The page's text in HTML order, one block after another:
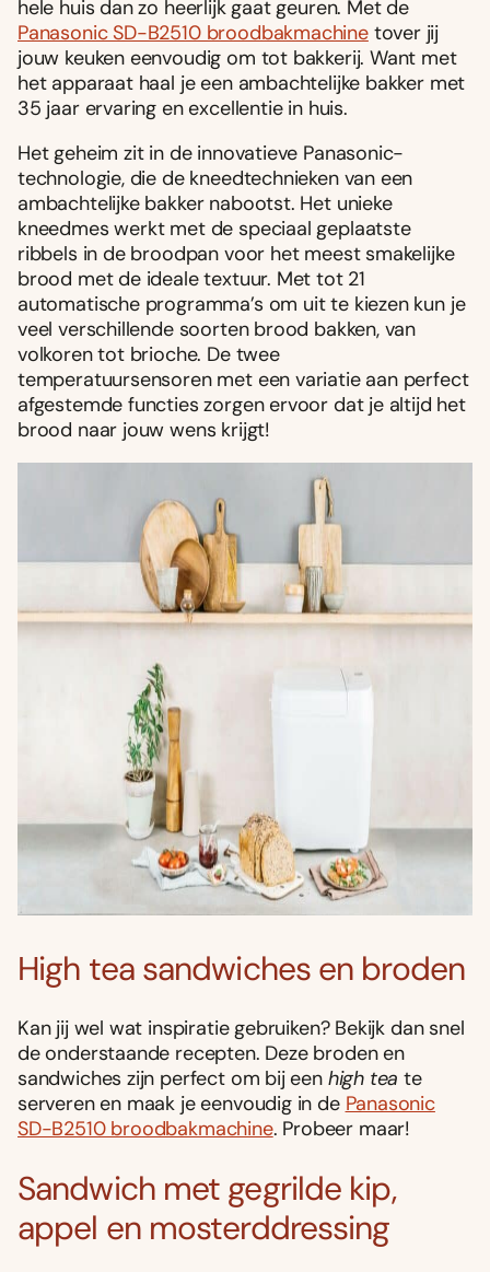
hele huis dan zo heerlijk gaat geuren. Met de
Panasonic SD-B2510 broodbakmachinetover jij
jouw keuken eenvoudig om tot bakkerij. Want met
het apparaat haal je een ambachtelijke bakker met
35 jaar ervaring en excellentie in huis.
Het geheim zit in de innovatieve Panasonic-
technologie, die de kneedtechnieken van een
ambachtelijke bakker nabootst. Het unieke
kneedmes werkt met de speciaal geplaatste
ribbels in de broodpan voor het meest smakelijke
brood met de ideale textuur. Met tot 21
automatische programma’s om uit te kiezen kun je
veel verschillende soorten brood bakken, van
volkoren tot brioche. De twee
temperatuursensoren met een variatie aan perfect
afgestemde functies zorgen ervoor dat je altijd het
brood naar jouw wens krijgt!
High tea sandwiches en broden
Kan jij wel wat inspiratie gebruiken? Bekijk dan snel
de onderstaande recepten. Deze broden en
sandwiches zijn perfect om bij een high tea te
serveren en maak je eenvoudig in de Panasonic
SD-B2510 broodbakmachine. Probeer maar!
Sandwich met gegrilde kip,
appel en mosterddressing